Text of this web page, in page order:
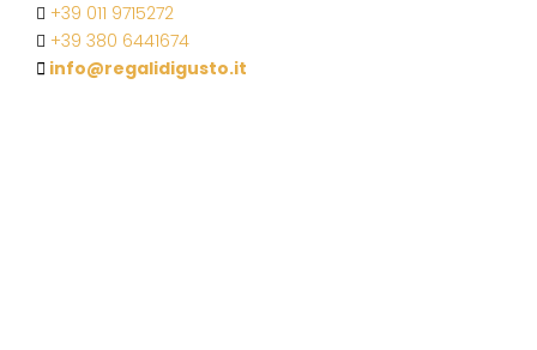
+39 011 9715272
+39 380 6441674
info@regalidigusto.it